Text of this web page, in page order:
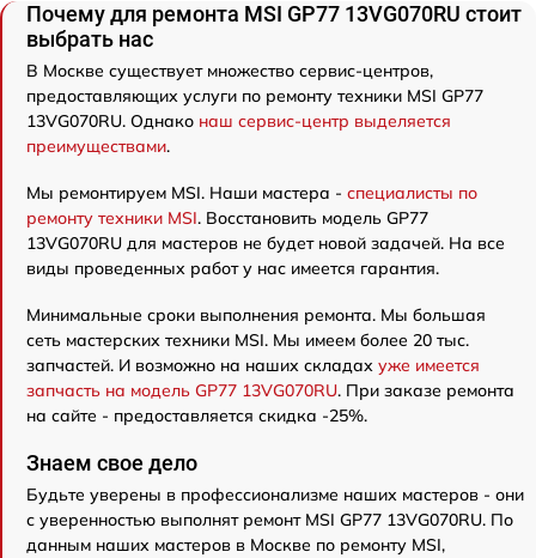
Почему для ремонта MSI GP77 13VG070RU стоит
выбрать нас
В Москве существует множество сервис-центров,
предоставляющих услуги по ремонту техники MSI GP77
13VG070RU. Однако наш сервис-центр выделяется
преимуществами.
Мы ремонтируем MSI. Наши мастера - специалисты по
ремонту техники MSI. Восстановить модель GP77
13VG070RU для мастеров не будет новой задачей. На все
виды проведенных работ у нас имеется гарантия.
Минимальные сроки выполнения ремонта. Мы большая
сеть мастерских техники MSI. Мы имеем более 20 тыс.
запчастей. И возможно на наших складах уже имеется
запчасть на модель GP77 13VG070RU. При заказе ремонта
на сайте - предоставляется скидка -25%.
Знаем свое дело
Будьте уверены в профессионализме наших мастеров - они
с уверенностью выполнят ремонт MSI GP77 13VG070RU. По
данным наших мастеров в Москве по ремонту MSI,